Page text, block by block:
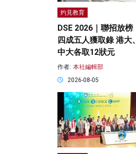
灼見教育
DSE 2026｜聯招放榜
四成五人獲取錄 港大、
中大各取12狀元
作者: 本社編輯部
2026-08-05